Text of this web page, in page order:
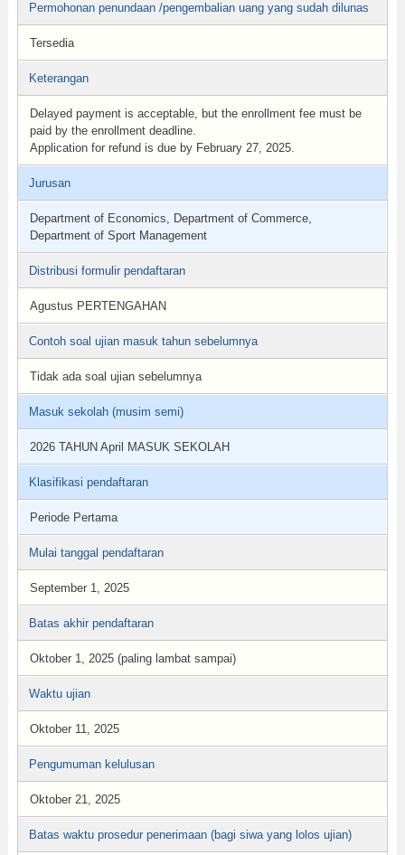
Permohonan penundaan /pengembalian uang yang sudah dilunas
Tersedia
Keterangan
Delayed payment is acceptable, but the enrollment fee must be
paid by the enrollment deadline.
Application for refund is due by February 27, 2025.
Jurusan
Department of Economics, Department of Commerce,
Department of Sport Management
Distribusi formulir pendaftaran
Agustus PERTENGAHAN
Contoh soal ujian masuk tahun sebelumnya
Tidak ada soal ujian sebelumnya
Masuk sekolah (musim semi)
2026 TAHUN April MASUK SEKOLAH
Klasifikasi pendaftaran
Periode Pertama
Mulai tanggal pendaftaran
September 1, 2025
Batas akhir pendaftaran
Oktober 1, 2025 (paling lambat sampai)
Waktu ujian
Oktober 11, 2025
Pengumuman kelulusan
Oktober 21, 2025
Batas waktu prosedur penerimaan (bagi siwa yang lolos ujian)